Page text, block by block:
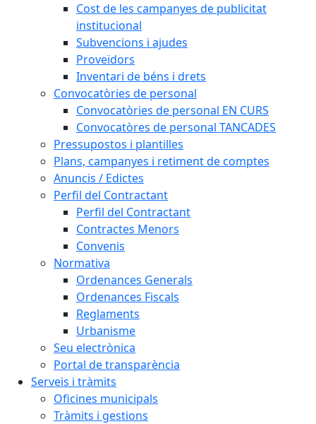
Cost de les campanyes de publicitat
institucional
Subvencions i ajudes
Proveïdors
Inventari de béns i drets
Convocatòries de personal
Convocatòries de personal EN CURS
Convocatòres de personal TANCADES
Pressupostos i plantilles
Plans, campanyes i retiment de comptes
Anuncis / Edictes
Perfil del Contractant
Perfil del Contractant
Contractes Menors
Convenis
Normativa
Ordenances Generals
Ordenances Fiscals
Reglaments
Urbanisme
Seu electrònica
Portal de transparència
Serveis i tràmits
Oficines municipals
Tràmits i gestions